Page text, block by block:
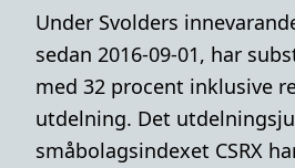
Under Svolders
sedan 2016-09-01, har
med 32 procent inklusive
utdelning. Det
småbolagsindexet CSRX